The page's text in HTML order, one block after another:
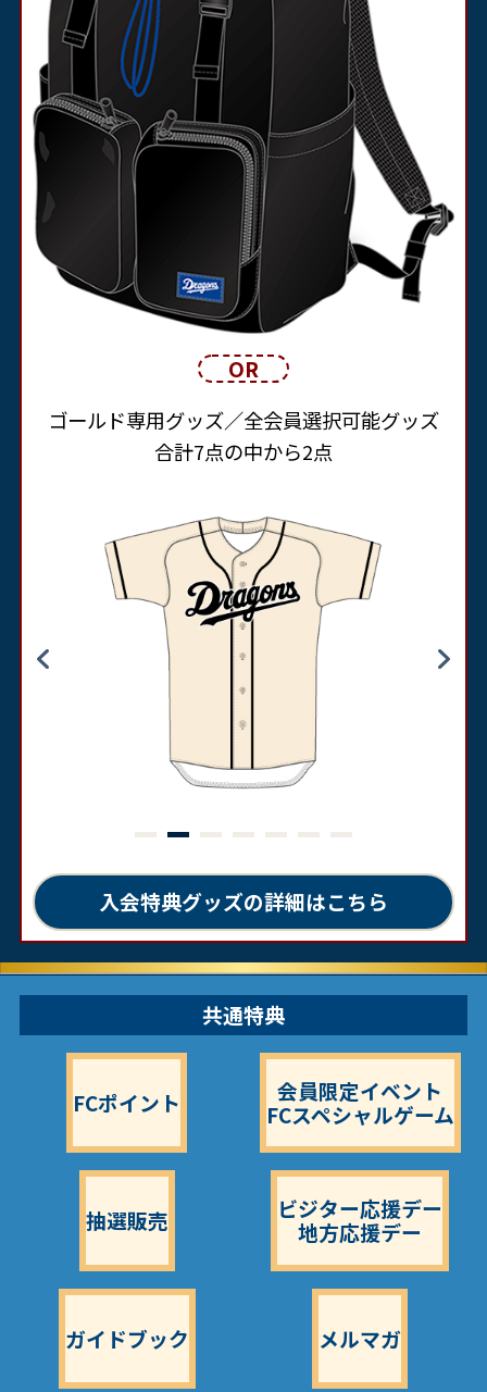
ゴールド専用グッズ／全会員選択可能グッズ
合計7点の中から2点
入会特典グッズの詳細はこちら
共通特典
FCポイント
会員限定イベント
FCスペシャルゲーム
抽選販売
ビジター応援デー
地方応援デー
ガイドブック メルマガ